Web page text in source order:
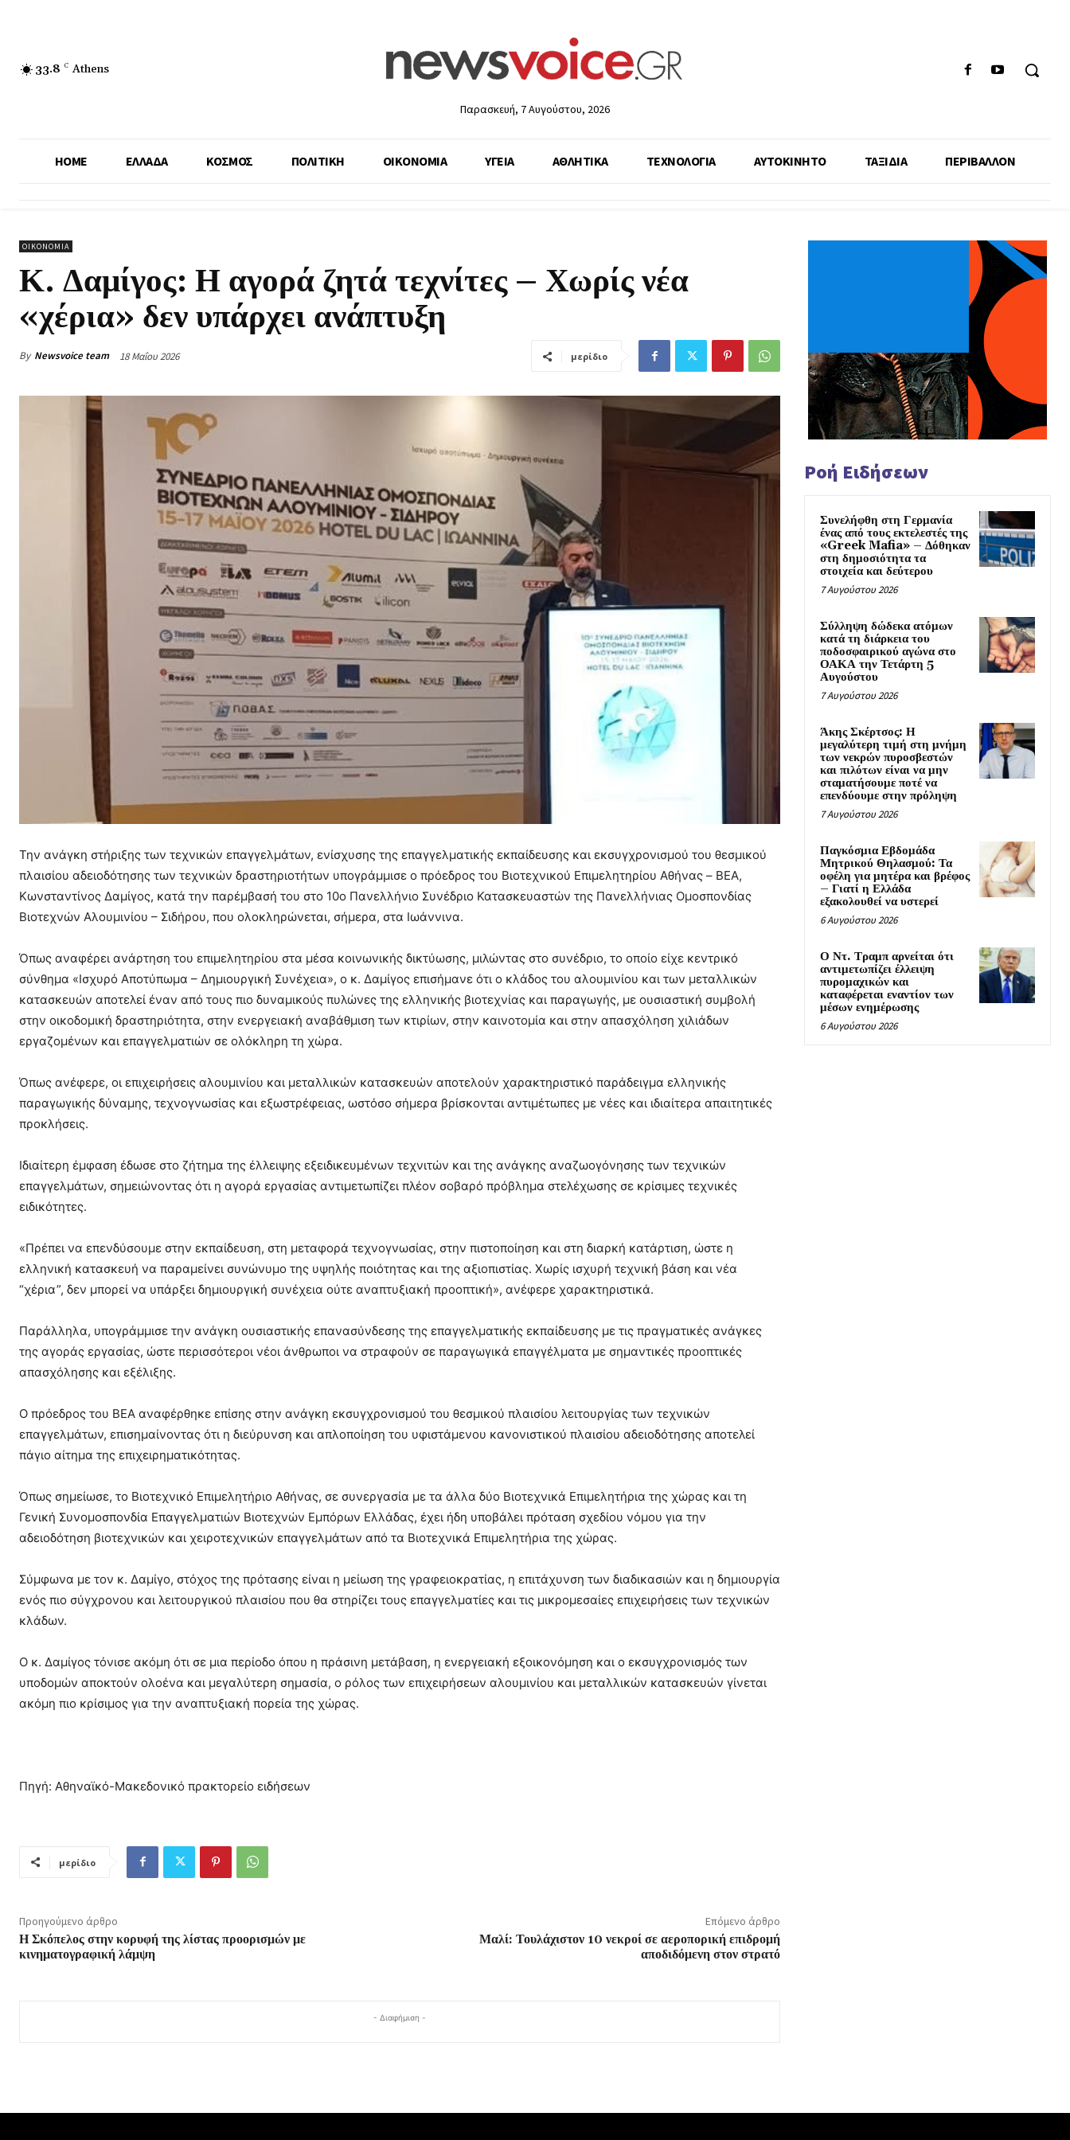
33.8 C Athens
Παρασκευή, 7 Αυγούστου, 2026
HOME ΕΛΛΑΔΑ ΚΟΣΜΟΣ ΠΟΛΙΤΙΚΗ ΟΙΚΟΝΟΜΙΑ ΥΓΕΙΑ ΑΘΛΗΤΙΚΑ ΤΕΧΝΟΛΟΓΙΑ ΑΥΤΟΚΙΝΗΤΟ ΤΑΞΙΔΙΑ ΠΕΡΙΒΑΛΛΟΝ
ΟΙΚΟΝΟΜΙΑ
Κ. Δαμίγος: Η αγορά ζητά τεχνίτες – Χωρίς νέα
«χέρια» δεν υπάρχει ανάπτυξη
By Newsvoice team 18 Μαΐου 2026 μερίδιο
Την ανάγκη στήριξης των τεχνικών επαγγελμάτων, ενίσχυσης της επαγγελματικής εκπαίδευσης και εκσυγχρονισμού του θεσμικού
πλαισίου αδειοδότησης των τεχνικών δραστηριοτήτων υπογράμμισε ο πρόεδρος του Βιοτεχνικού Επιμελητηρίου Αθήνας – BEA,
Κωνσταντίνος Δαμίγος, κατά την παρέμβασή του στο 10ο Πανελλήνιο Συνέδριο Κατασκευαστών της Πανελλήνιας Ομοσπονδίας
Βιοτεχνών Αλουμινίου – Σιδήρου, που ολοκληρώνεται, σήμερα, στα Ιωάννινα.
Όπως αναφέρει ανάρτηση του επιμελητηρίου στα μέσα κοινωνικής δικτύωσης, μιλώντας στο συνέδριο, το οποίο είχε κεντρικό
σύνθημα «Ισχυρό Αποτύπωμα – Δημιουργική Συνέχεια», ο κ. Δαμίγος επισήμανε ότι ο κλάδος του αλουμινίου και των μεταλλικών
κατασκευών αποτελεί έναν από τους πιο δυναμικούς πυλώνες της ελληνικής βιοτεχνίας και παραγωγής, με ουσιαστική συμβολή
στην οικοδομική δραστηριότητα, στην ενεργειακή αναβάθμιση των κτιρίων, στην καινοτομία και στην απασχόληση χιλιάδων
εργαζομένων και επαγγελματιών σε ολόκληρη τη χώρα.
Όπως ανέφερε, οι επιχειρήσεις αλουμινίου και μεταλλικών κατασκευών αποτελούν χαρακτηριστικό παράδειγμα ελληνικής
παραγωγικής δύναμης, τεχνογνωσίας και εξωστρέφειας, ωστόσο σήμερα βρίσκονται αντιμέτωπες με νέες και ιδιαίτερα απαιτητικές
προκλήσεις.
Ιδιαίτερη έμφαση έδωσε στο ζήτημα της έλλειψης εξειδικευμένων τεχνιτών και της ανάγκης αναζωογόνησης των τεχνικών
επαγγελμάτων, σημειώνοντας ότι η αγορά εργασίας αντιμετωπίζει πλέον σοβαρό πρόβλημα στελέχωσης σε κρίσιμες τεχνικές
ειδικότητες.
«Πρέπει να επενδύσουμε στην εκπαίδευση, στη μεταφορά τεχνογνωσίας, στην πιστοποίηση και στη διαρκή κατάρτιση, ώστε η
ελληνική κατασκευή να παραμείνει συνώνυμο της υψηλής ποιότητας και της αξιοπιστίας. Χωρίς ισχυρή τεχνική βάση και νέα
“χέρια”, δεν μπορεί να υπάρξει δημιουργική συνέχεια ούτε αναπτυξιακή προοπτική», ανέφερε χαρακτηριστικά.
Παράλληλα, υπογράμμισε την ανάγκη ουσιαστικής επανασύνδεσης της επαγγελματικής εκπαίδευσης με τις πραγματικές ανάγκες
της αγοράς εργασίας, ώστε περισσότεροι νέοι άνθρωποι να στραφούν σε παραγωγικά επαγγέλματα με σημαντικές προοπτικές
απασχόλησης και εξέλιξης.
Ο πρόεδρος του ΒΕΑ αναφέρθηκε επίσης στην ανάγκη εκσυγχρονισμού του θεσμικού πλαισίου λειτουργίας των τεχνικών
επαγγελμάτων, επισημαίνοντας ότι η διεύρυνση και απλοποίηση του υφιστάμενου κανονιστικού πλαισίου αδειοδότησης αποτελεί
πάγιο αίτημα της επιχειρηματικότητας.
Όπως σημείωσε, το Βιοτεχνικό Επιμελητήριο Αθήνας, σε συνεργασία με τα άλλα δύο Βιοτεχνικά Επιμελητήρια της χώρας και τη
Γενική Συνομοσπονδία Επαγγελματιών Βιοτεχνών Εμπόρων Ελλάδας, έχει ήδη υποβάλει πρόταση σχεδίου νόμου για την
αδειοδότηση βιοτεχνικών και χειροτεχνικών επαγγελμάτων από τα Βιοτεχνικά Επιμελητήρια της χώρας.
Σύμφωνα με τον κ. Δαμίγο, στόχος της πρότασης είναι η μείωση της γραφειοκρατίας, η επιτάχυνση των διαδικασιών και η δημιουργία
ενός πιο σύγχρονου και λειτουργικού πλαισίου που θα στηρίζει τους επαγγελματίες και τις μικρομεσαίες επιχειρήσεις των τεχνικών
κλάδων.
Ο κ. Δαμίγος τόνισε ακόμη ότι σε μια περίοδο όπου η πράσινη μετάβαση, η ενεργειακή εξοικονόμηση και ο εκσυγχρονισμός των
υποδομών αποκτούν ολοένα και μεγαλύτερη σημασία, ο ρόλος των επιχειρήσεων αλουμινίου και μεταλλικών κατασκευών γίνεται
ακόμη πιο κρίσιμος για την αναπτυξιακή πορεία της χώρας.
Πηγή: Αθηναϊκό-Μακεδονικό πρακτορείο ειδήσεων
μερίδιο
Προηγούμενο άρθρο
Η Σκόπελος στην κορυφή της λίστας προορισμών με
κινηματογραφική λάμψη
Επόμενο άρθρο
Μαλί: Τουλάχιστον 10 νεκροί σε αεροπορική επιδρομή
αποδιδόμενη στον στρατό
- Διαφήμιση -
Ροή Ειδήσεων
Συνελήφθη στη Γερμανία
ένας από τους εκτελεστές της
«Greek Mafia» – Δόθηκαν
στη δημοσιότητα τα
στοιχεία και δεύτερου
7 Αυγούστου 2026
Σύλληψη δώδεκα ατόμων
κατά τη διάρκεια του
ποδοσφαιρικού αγώνα στο
ΟΑΚΑ την Τετάρτη 5
Αυγούστου
7 Αυγούστου 2026
Άκης Σκέρτσος: Η
μεγαλύτερη τιμή στη μνήμη
των νεκρών πυροσβεστών
και πιλότων είναι να μην
σταματήσουμε ποτέ να
επενδύουμε στην πρόληψη
7 Αυγούστου 2026
Παγκόσμια Εβδομάδα
Μητρικού Θηλασμού: Τα
οφέλη για μητέρα και βρέφος
– Γιατί η Ελλάδα
εξακολουθεί να υστερεί
6 Αυγούστου 2026
Ο Ντ. Τραμπ αρνείται ότι
αντιμετωπίζει έλλειψη
πυρομαχικών και
καταφέρεται εναντίον των
μέσων ενημέρωσης
6 Αυγούστου 2026